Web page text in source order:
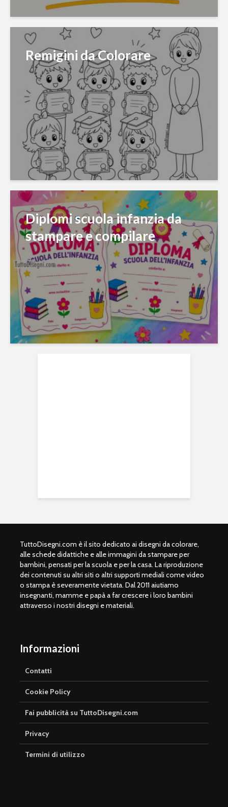
Remigini da Colorare
Diplomi scuola infanzia da
stampare e compilare
TuttoDisegni.com è il sito dedicato ai disegni da colorare,
alle schede didattiche e alle immagini da stampare per
bambini, pensati per la scuola e per la casa. La riproduzione
dei contenuti su altri siti o altri supporti mediali come video
o stampa è severamente vietata. Dal 2011 aiutiamo
insegnanti, mamme e papà a far crescere i loro bambini
attraverso i nostri disegni e materiali.
Informazioni
Contatti
Cookie Policy
Fai pubblicità su TuttoDisegni.com
Privacy
Termini di utilizzo